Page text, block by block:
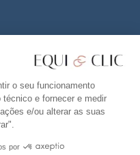
o seu funcionamento
e fornecer e medir
e/ou alterar as suas
por
Twitter
YouTube